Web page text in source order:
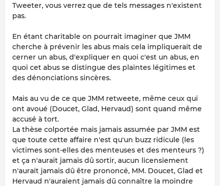
Tweeter, vous verrez que de tels messages n'existent
pas.
En étant charitable on pourrait imaginer que JMM
cherche à prévenir les abus mais cela impliquerait de
cerner un abus, d'expliquer en quoi c'est un abus, en
quoi cet abus se distingue des plaintes légitimes et
des dénonciations sincères.
Mais au vu de ce que JMM retweete, même ceux qui
ont avoué (Doucet, Glad, Hervaud) sont quand même
accusé à tort.
La thèse colportée mais jamais assumée par JMM est
que toute cette affaire n'est qu'un buzz ridicule (les
victimes sont-elles des menteuses et des menteurs ?)
et ça n'aurait jamais dû sortir, aucun licensiement
n'aurait jamais dû être prononcé, MM. Doucet, Glad et
Hervaud n'auraient jamais dû connaître la moindre